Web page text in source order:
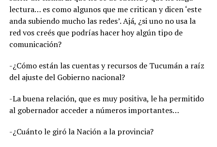
lectura… es como algunos que me critican y dicen ‘este
anda subiendo mucho las redes’. Ajá, ¿si uno no usa la
red vos creés que podrías hacer hoy algún tipo de
comunicación?
-¿Cómo están las cuentas y recursos de Tucumán a raíz
del ajuste del Gobierno nacional?
-La buena relación, que es muy positiva, le ha permitido
al gobernador acceder a números importantes…
-¿Cuánto le giró la Nación a la provincia?